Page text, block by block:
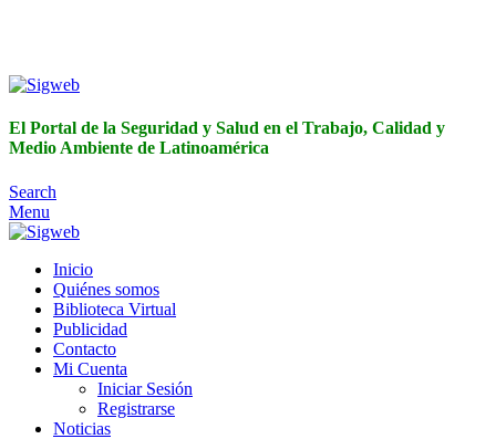
El Portal de la Seguridad y Salud en el Trabajo, Calidad y
Medio Ambiente de Latinoamérica
Search
Menu
Inicio
Quiénes somos
Biblioteca Virtual
Publicidad
Contacto
Mi Cuenta
Iniciar Sesión
Registrarse
Noticias